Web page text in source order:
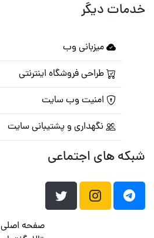
خدمات دیگر
میزبانی وب
طراحی فروشگاه اینترنتی
امنیت وب سایت
نگهداری و پشتیبانی سایت
شبکه های اجتماعی
صفحه اصلی